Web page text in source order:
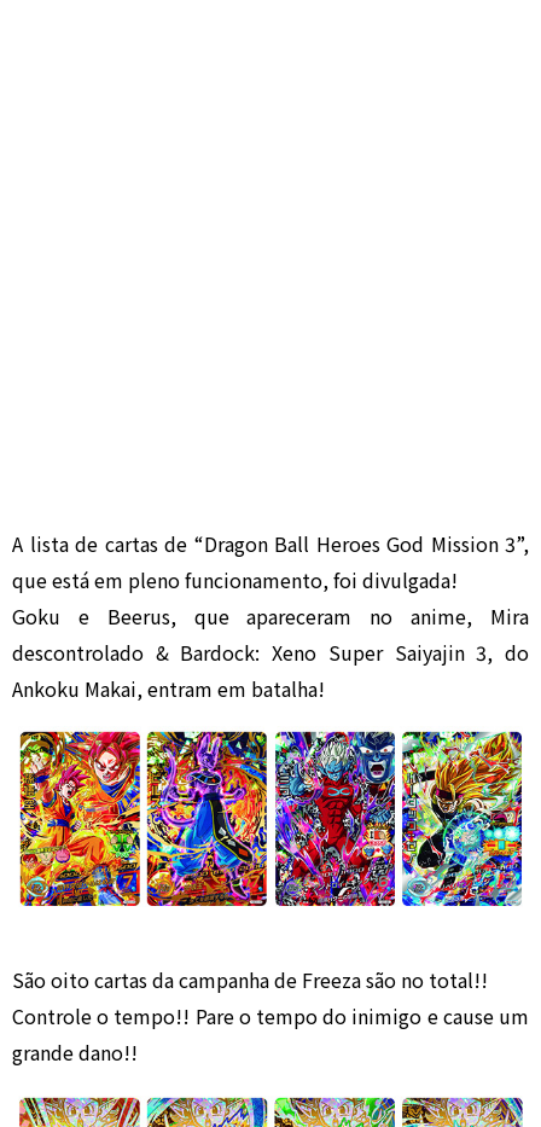
A lista de cartas de “Dragon Ball Heroes God Mission 3”,
que está em pleno funcionamento, foi divulgada!
Goku e Beerus, que apareceram no anime, Mira
descontrolado & Bardock: Xeno Super Saiyajin 3, do
Ankoku Makai, entram em batalha!
São oito cartas da campanha de Freeza são no total!!
Controle o tempo!! Pare o tempo do inimigo e cause um
grande dano!!